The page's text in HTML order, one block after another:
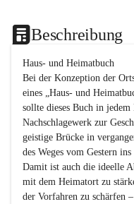
Beschreibung
Haus- und Heimatbuch
Bei der Konzeption der
eines „Haus- und
sollte dieses Buch in
Nachschlagewerk zur
geistige Brücke in
des Weges vom Gestern ins
Damit ist auch die ideelle
mit dem Heimatort zu
der Vorfahren zu schärfen